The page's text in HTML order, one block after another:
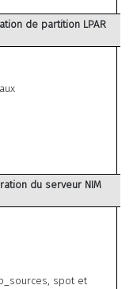
de partition LPAR
du serveur NIM
spot et